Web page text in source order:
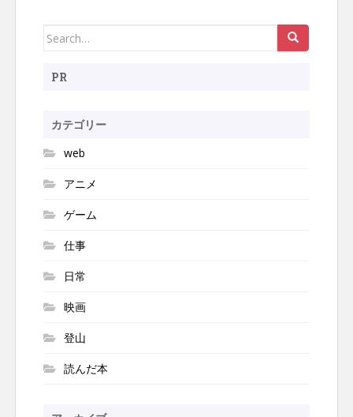
ビ
ー
ョ
ン
Search
PR
カテゴリー
web
アニメ
ゲーム
仕事
日常
映画
登山
読んだ本